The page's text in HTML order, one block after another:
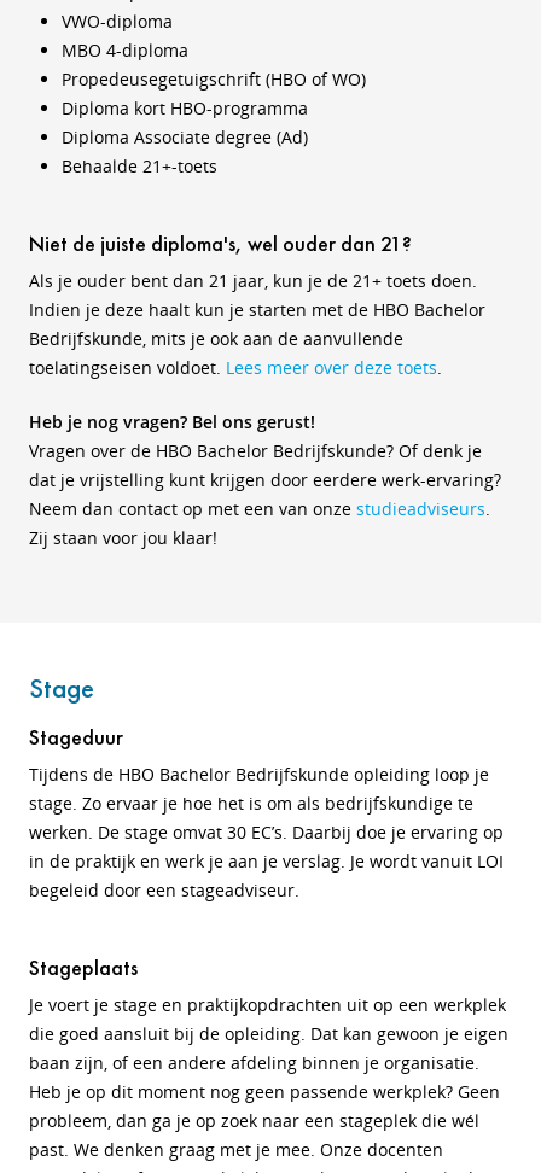
VWO-diploma
MBO 4-diploma
Propedeusegetuigschrift (HBO of WO)
Diploma kort HBO-programma
Diploma Associate degree (Ad)
Behaalde 21+-toets
Niet de juiste diploma's, wel ouder dan 21?
Als je ouder bent dan 21 jaar, kun je de 21+ toets doen.
Indien je deze haalt kun je starten met de HBO Bachelor
Bedrijfskunde, mits je ook aan de aanvullende
toelatingseisen voldoet. Lees meer over deze toets.
Heb je nog vragen? Bel ons gerust!
Vragen over de HBO Bachelor Bedrijfskunde? Of denk je
dat je vrijstelling kunt krijgen door eerdere werk-ervaring?
Neem dan contact op met een van onze studieadviseurs.
Zij staan voor jou klaar!
Stage
Stageduur
Tijdens de HBO Bachelor Bedrijfskunde opleiding loop je
stage. Zo ervaar je hoe het is om als bedrijfskundige te
werken. De stage omvat 30 EC’s. Daarbij doe je ervaring op
in de praktijk en werk je aan je verslag. Je wordt vanuit LOI
begeleid door een stageadviseur.
Stageplaats
Je voert je stage en praktijkopdrachten uit op een werkplek
die goed aansluit bij de opleiding. Dat kan gewoon je eigen
baan zijn, of een andere afdeling binnen je organisatie.
Heb je op dit moment nog geen passende werkplek? Geen
probleem, dan ga je op zoek naar een stageplek die wél
past. We denken graag met je mee. Onze docenten